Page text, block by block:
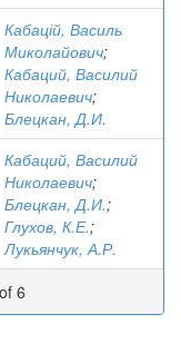
Кабацій, Василь
Миколайович;
Кабаций, Василий
Николаевич;
Блецкан, Д.И.
Кабаций, Василий
Николаевич;
Блецкан, Д.И.;
Глухов, К.Е.;
Лукьянчук, А.Р.
6